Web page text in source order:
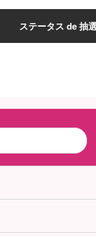
ステータス de 抽